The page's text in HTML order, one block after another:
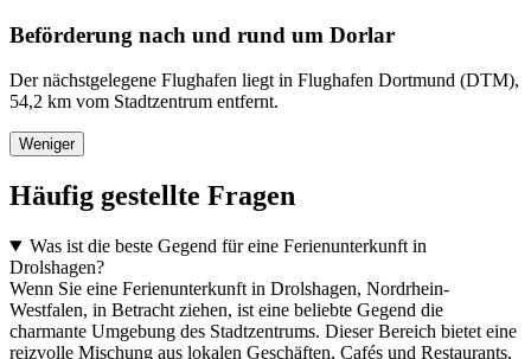
Beförderung nach und rund um Dorlar
Der nächstgelegene Flughafen liegt in Flughafen Dortmund (DTM),
54,2 km vom Stadtzentrum entfernt.
Weniger
Häufig gestellte Fragen
Was ist die beste Gegend für eine Ferienunterkunft in
Drolshagen?
Wenn Sie eine Ferienunterkunft in Drolshagen, Nordrhein-
Westfalen, in Betracht ziehen, ist eine beliebte Gegend die
charmante Umgebung des Stadtzentrums. Dieser Bereich bietet eine
reizvolle Mischung aus lokalen Geschäften, Cafés und Restaurants,